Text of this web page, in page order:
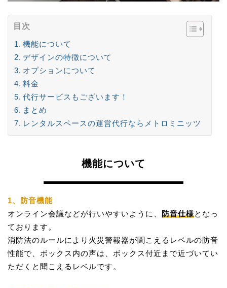
目次
機能について
デザインの特徴について
オプションについて
料金
代行サービスもございます！
まとめ
レンタルスペースの運営代行ならメトロミニッツ
機能について
1、防音機能
オンライン会議などが行いやすいように、 防音仕様となっ
ております。
消防法のルールにより火災警報器が聞こえるレベルの防音
性能で、ボックス内の声は、ボックス付近まで近づいてい
ただくと聞こえるレベルです。